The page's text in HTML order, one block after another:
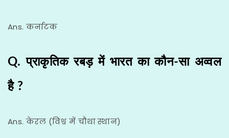
Ans. कर्नाटक
Q. प्राकृतिक रबड़ में भारत का कौन-सा अव्वल
है ?
Ans. केरल (विश्व में चौथा स्थान)